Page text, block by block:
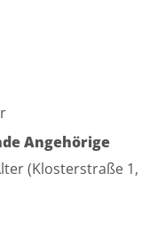
Angehörige
(Klosterstraße 1,